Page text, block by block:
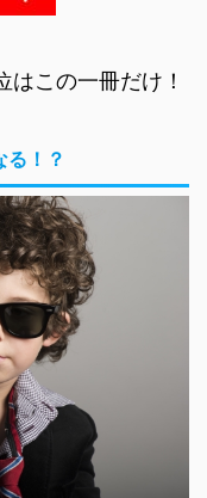
はこの一冊だけ！
る！？